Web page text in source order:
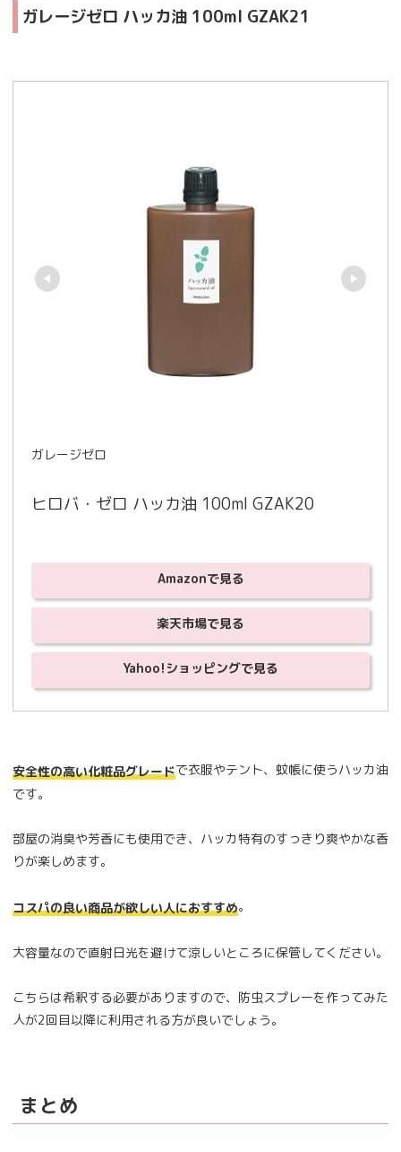
ガレージゼロ ハッカ油 100ml GZAK21
ガレージゼロ
ヒロバ・ゼロ ハッカ油 100ml GZAK20
Amazonで見る
楽天市場で見る
Yahoo!ショッピングで見る
安全性の高い化粧品グレードで衣服やテント、蚊帳に使うハッカ油
です。
部屋の消臭や芳香にも使用でき、ハッカ特有のすっきり爽やかな香
りが楽しめます。
コスパの良い商品が欲しい人におすすめ。
大容量なので直射日光を避けて涼しいところに保管してください。
こちらは希釈する必要がありますので、防虫スプレーを作ってみた
人が2回目以降に利用される方が良いでしょう。
まとめ